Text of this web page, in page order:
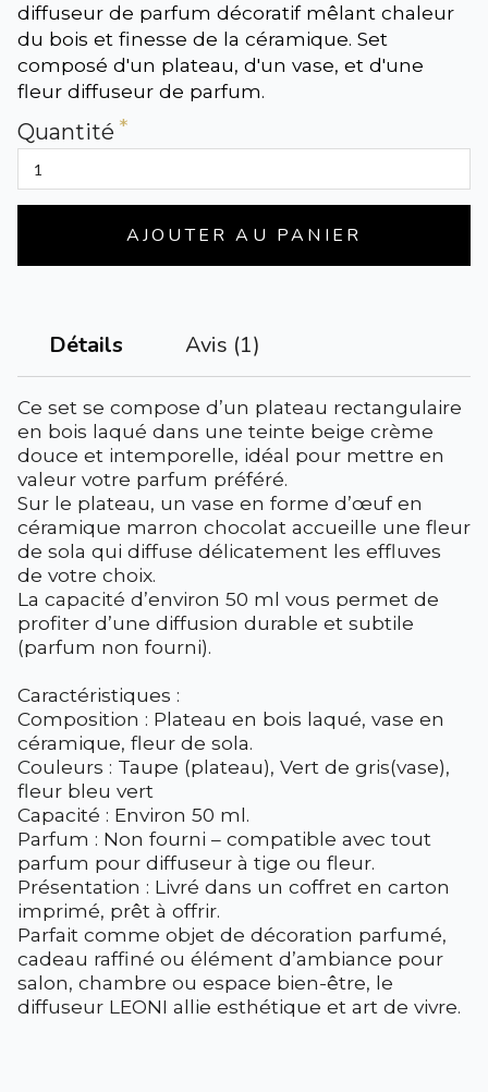
diffuseur de parfum décoratif mêlant chaleur
du bois et finesse de la céramique. Set
composé d'un plateau, d'un vase, et d'une
fleur diffuseur de parfum.
Quantité
AJOUTER AU PANIER
Détails Avis (1)
Ce set se compose d’un plateau rectangulaire
en bois laqué dans une teinte beige crème
douce et intemporelle, idéal pour mettre en
valeur votre parfum préféré.
Sur le plateau, un vase en forme d’œuf en
céramique marron chocolat accueille une fleur
de sola qui diffuse délicatement les effluves
de votre choix.
La capacité d’environ 50 ml vous permet de
profiter d’une diffusion durable et subtile
(parfum non fourni).
Caractéristiques :
Composition : Plateau en bois laqué, vase en
céramique, fleur de sola.
Couleurs : Taupe (plateau), Vert de gris(vase),
fleur bleu vert
Capacité : Environ 50 ml.
Parfum : Non fourni – compatible avec tout
parfum pour diffuseur à tige ou fleur.
Présentation : Livré dans un coffret en carton
imprimé, prêt à offrir.
Parfait comme objet de décoration parfumé,
cadeau raffiné ou élément d’ambiance pour
salon, chambre ou espace bien-être, le
diffuseur LEONI allie esthétique et art de vivre.